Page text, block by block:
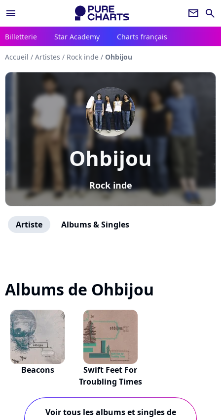
menu newsletter search
Billetterie Star Academy Charts français
Accueil / Artistes / Rock inde / Ohbijou
Ohbijou
Rock inde
Artiste Albums & Singles
Albums de Ohbijou
Beacons
Swift Feet For
Troubling Times
Voir tous les albums et singles de